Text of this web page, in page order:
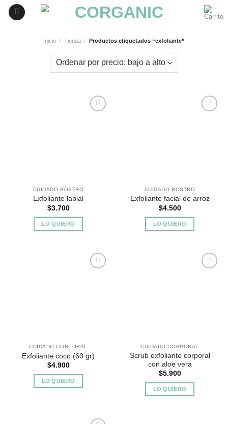
Skip
Inicio / Tienda / Productos etiquetados “exfoliante”
CUIDADO ROSTRO
Exfoliante labial
$3.700
LO QUIERO
CUIDADO ROSTRO
Exfoliante facial de arroz
$4.500
LO QUIERO
CUIDADO CORPORAL
Exfoliante coco (60 gr)
$4.900
LO QUIERO
CUIDADO CORPORAL
Scrub exfoliante corporal
con aloe vera
$5.900
LO QUIERO